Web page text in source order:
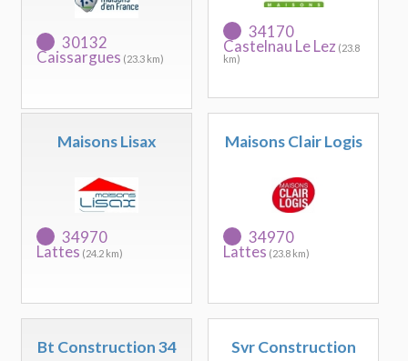
30132
Caissargues (23.3 km)
34170
Castelnau Le Lez (23.8
km)
Maisons Lisax
34970
Lattes (24.2 km)
Maisons Clair Logis
34970
Lattes (23.8 km)
Bt Construction 34 Svr Construction